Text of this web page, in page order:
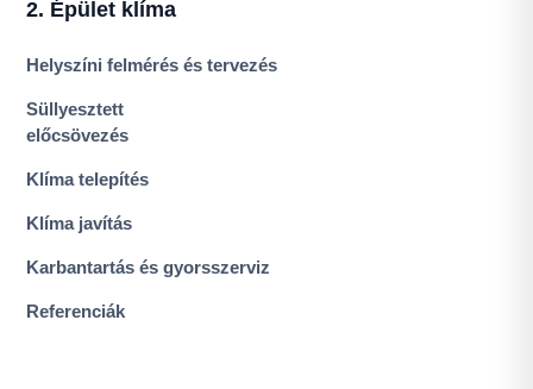
2. Épület klíma
Helyszíni felmérés és tervezés
Süllyesztett
előcsövezés
Klíma telepítés
Klíma javítás
Karbantartás és gyorsszerviz
Referenciák